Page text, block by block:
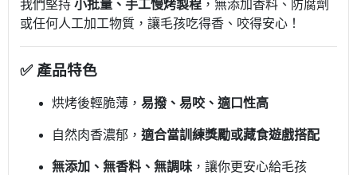
我們堅持 小批量、手工慢烤製程 ，無添加香料、防腐劑
或任何人工加工物質，讓毛孩吃得香、咬得安心！
✅ 產品特色
烘烤後輕脆薄， 易撥、易咬、適口性高
自然肉香濃郁， 適合當訓練獎勵或藏食遊戲搭配
無添加、無香料、無調味 ，讓你更安心給毛孩